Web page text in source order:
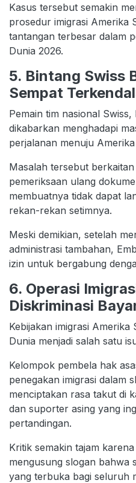
Kasus tersebut semakin
prosedur imigrasi Amerika
tantangan terbesar dalam
Dunia 2026.
5. Bintang Swiss
Sempat
Pemain tim nasional
dikabarkan menghadapi
perjalanan menuju
Masalah tersebut
pemeriksaan ulang
membuatnya tidak dapat
rekan-rekan setimnya.
Meski demikian, setelah
administrasi tambahan,
izin untuk bergabung
6. Operasi
Diskriminasi
Kebijakan imigrasi Amerika
Dunia menjadi salah satu
Kelompok pembela hak
penegakan imigrasi dalam
menciptakan rasa takut di
dan suporter asing yang
pertandingan.
Kritik semakin tajam
mengusung slogan bahwa
yang terbuka bagi seluruh